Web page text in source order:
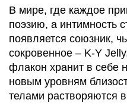
В мире, где каждое
поэзию, а интимность
появляется союзник,
сокровенное – K-Y
флакон хранит в себе
новым уровням
телами растворяются